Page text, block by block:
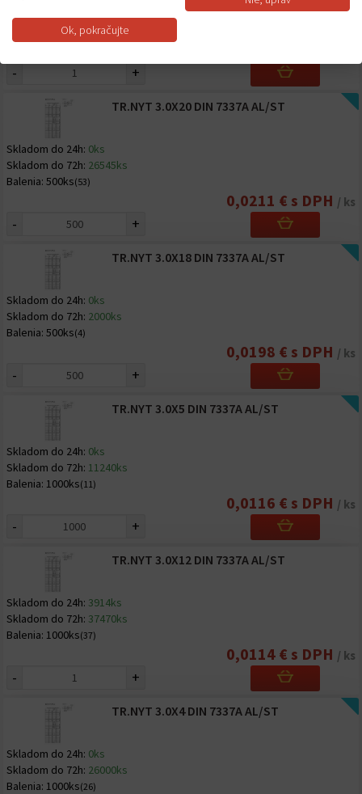
500ks(13)
- +
TR.NYT 3.0X20 DIN 7337A AL/ST
Skladom do 24h: 0ks
Skladom do 72h: 26545ks
Balenia: 500ks(53)
0,0211 € s DPH / ks
- +
TR.NYT 3.0X18 DIN 7337A AL/ST
Skladom do 24h: 0ks
Skladom do 72h: 2000ks
Balenia: 500ks(4)
0,0198 € s DPH / ks
- +
TR.NYT 3.0X5 DIN 7337A AL/ST
Skladom do 24h: 0ks
Skladom do 72h: 11240ks
Balenia: 1000ks(11)
0,0116 € s DPH / ks
- +
TR.NYT 3.0X12 DIN 7337A AL/ST
Skladom do 24h: 3914ks
Skladom do 72h: 37470ks
Balenia: 1000ks(37)
0,0114 € s DPH / ks
- +
TR.NYT 3.0X4 DIN 7337A AL/ST
Skladom do 24h: 0ks
Skladom do 72h: 26000ks
Balenia: 1000ks(26)
Ok, pokračujte